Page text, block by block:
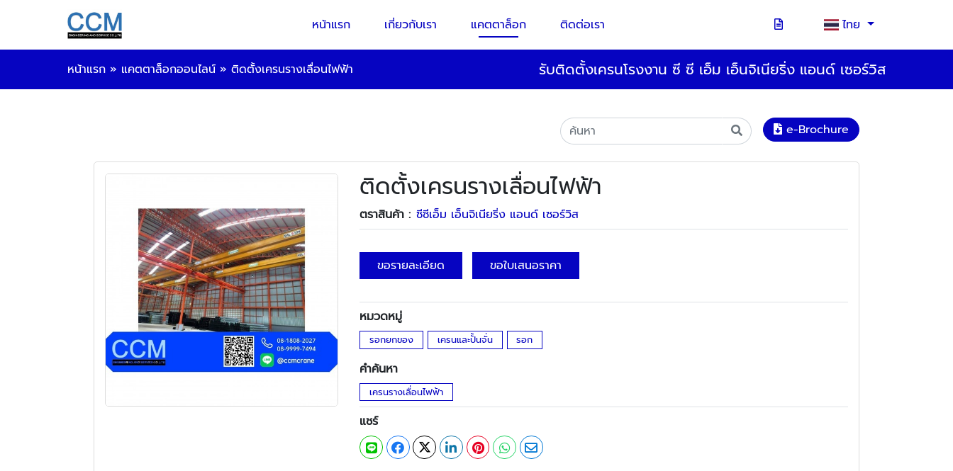
หน้าแรก เกี่ยวกับเรา แคตตาล็อก ติดต่อเรา ไทย
หน้าแรก » แคตตาล็อกออนไลน์ » ติดตั้งเครนรางเลื่อนไฟฟ้า รับติดตั้งเครนโรงงาน ซี ซี เอ็ม เอ็นจิเนียริ่ง แอนด์ เซอร์วิส
e-Brochure
ติดตั้งเครนรางเลื่อนไฟฟ้า
ตราสินค้า : ซีซีเอ็ม เอ็นจิเนียริ่ง แอนด์ เซอร์วิส
ขอรายละเอียด ขอใบเสนอราคา
หมวดหมู่
รอกยกของ เครนและปั้นจั่น รอก
คำค้นหา
เครนรางเลื่อนไฟฟ้า
แชร์